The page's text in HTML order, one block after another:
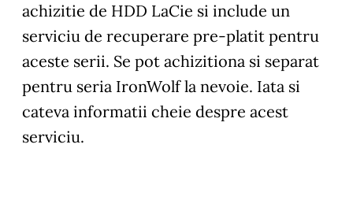
achizitie de HDD LaCie si include un
serviciu de recuperare pre-platit pentru
aceste serii. Se pot achizitiona si separat
pentru seria IronWolf la nevoie. Iata si
cateva informatii cheie despre acest
serviciu.